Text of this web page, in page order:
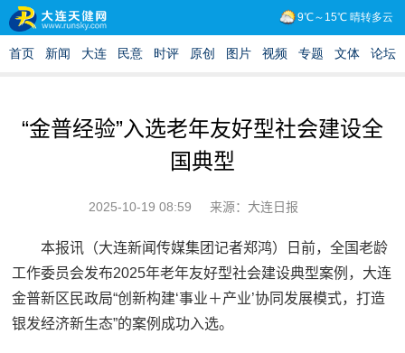
“金普经验”入选老年友好型社会建设全
国典型
2025-10-19 08:59 来源：大连日报
本报讯（大连新闻传媒集团记者郑鸿）日前，全国老龄
工作委员会发布2025年老年友好型社会建设典型案例，大连
金普新区民政局“创新构建‘事业＋产业’协同发展模式，打造
银发经济新生态”的案例成功入选。